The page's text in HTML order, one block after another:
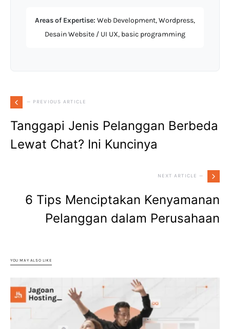
Areas of Expertise: Web Development, Wordpress,
Desain Website / UI UX, basic programming
— PREVIOUS ARTICLE
Tanggapi Jenis Pelanggan Berbeda
Lewat Chat? Ini Kuncinya
NEXT ARTICLE —
6 Tips Menciptakan Kenyamanan
Pelanggan dalam Perusahaan
YOU MAY ALSO LIKE